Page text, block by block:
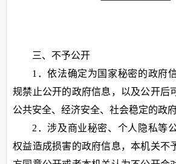
三、不予公开
1．依法确定为国家秘密的政府
规禁止公开的政府信息，以及公开后
公共安全、经济安全、社会稳定的政
2．涉及商业秘密、个人隐私等
权益造成损害的政府信息，本机关不